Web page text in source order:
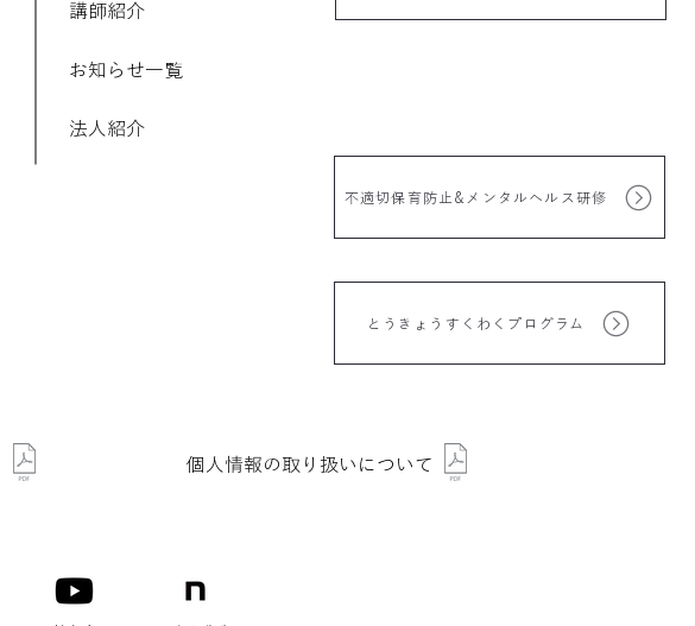
講師紹介
​お知らせ一覧
法人紹介
不適切保育防止&メンタルヘルス研修
とうきょうすくわくプログラム
個人情報の取り扱いについて